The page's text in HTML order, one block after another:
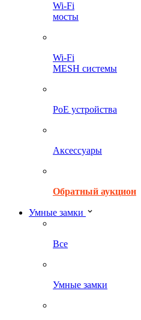
Wi-Fi
мосты
Wi-Fi
MESH системы
PoE устройства
Аксессуары
Обратный аукцион
Умные замки
Все
Умные замки